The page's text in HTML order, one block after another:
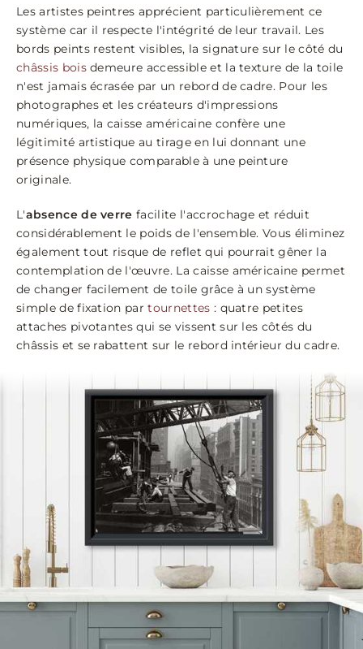
Les artistes peintres apprécient particulièrement ce
système car il respecte l'intégrité de leur travail. Les
bords peints restent visibles, la signature sur le côté du
châssis boisdemeure accessible et la texture de la toile
n'est jamais écrasée par un rebord de cadre. Pour les
photographes et les créateurs d'impressions
numériques, la caisse américaine confère une
légitimité artistique au tirage en lui donnant une
présence physique comparable à une peinture
originale.
L'absence de verre facilite l'accrochage et réduit
considérablement le poids de l'ensemble. Vous éliminez
également tout risque de reflet qui pourrait gêner la
contemplation de l'œuvre. La caisse américaine permet
de changer facilement de toile grâce à un système
simple de fixation partournettes : quatre petites
attaches pivotantes qui se vissent sur les côtés du
châssis et se rabattent sur le rebord intérieur du cadre.